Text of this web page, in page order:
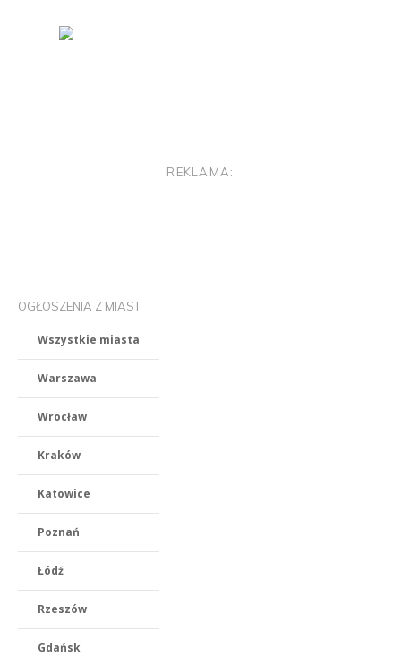
REKLAMA:
OGŁOSZENIA Z MIAST
Wszystkie miasta
Warszawa
Wrocław
Kraków
Katowice
Poznań
Łódź
Rzeszów
Gdańsk